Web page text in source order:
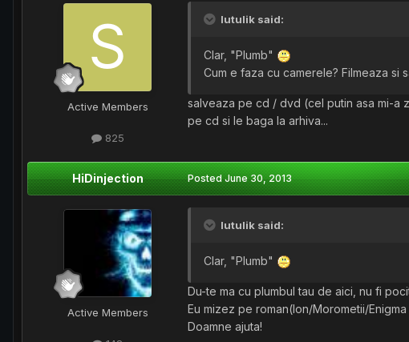
Active Members
825
lutulik said:
Clar, "Plumb"
Cum e faza cu camerele? Filmeaza si
salveaza pe cd / dvd (cel putin asa mi-
pe cd si le baga la arhiva...
HiDinjection
Active Members
PostedJune 30, 2013
lutulik said:
Clar, "Plumb"
Du-te ma cu plumbul tau de aici, nu fi
Eu mizez pe roman(Ion/Morometii/Enigma
Doamne ajuta!